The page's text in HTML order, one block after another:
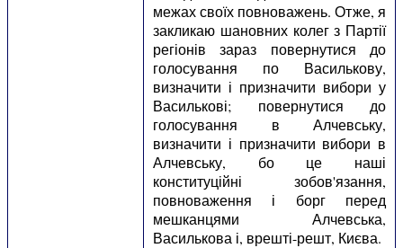
межах своїх повноважень. Отже, я
закликаю шановних колег з Партії
регіонів зараз повернутися до
голосування по Василькову,
визначити і призначити вибори у
Василькові; повернутися до
голосування в Алчевську,
визначити і призначити вибори в
Алчевську, бо це наші
конституційні зобов'язання,
повноваження і борг перед
мешканцями Алчевська,
Василькова і, врешті-решт, Києва.